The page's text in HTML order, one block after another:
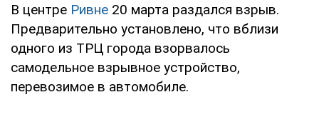
В центре Ривне 20 марта раздался взрыв.
Предварительно установлено, что вблизи
одного из ТРЦ города взорвалось
самодельное взрывное устройство,
перевозимое в автомобиле.